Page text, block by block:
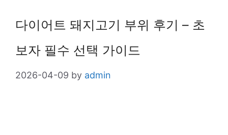
다이어트 돼지고기 부위 후기 – 초
보자 필수 선택 가이드
2026-04-09 by admin